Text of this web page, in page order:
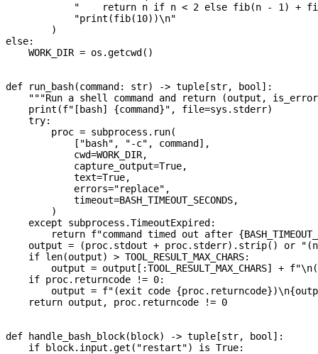
"    return n if n < 2 else fib(n - 1) +
            "print(fib(10))
\n"
        )
else:
    WORK_DIR
= os.getcwd()
def run_bash(command : str) -> tuple[str, bool]:
"""Run a shell command and return (output,
    print
(f"[bash] {command}" , file=sys.stderr)
    try
:
        proc
= subprocess.run(
            [
"bash" , "-c" , command],
            cwd
=WORK_DIR,
            capture_output
=True,
            text
=True,
            errors
="replace" ,
            timeout
=BASH_TIMEOUT_SECONDS,
        )
    except
subprocess.TimeoutExpired:
        return
f"command timed out after {
    output
= (proc.stdout + proc.stderr).strip() or
    if
len(output) > TOOL_RESULT_MAX_CHARS:
        output
= output[:TOOL_RESULT_MAX_CHARS] + f"\n
    if
proc.returncode != 0:
        output
= f"(exit code {proc.returncode})\n{
    return
output, proc.returncode != 0
def handle_bash_block( block) -> tuple[str, bool]:
    if
block.input.get( "restart") is True: